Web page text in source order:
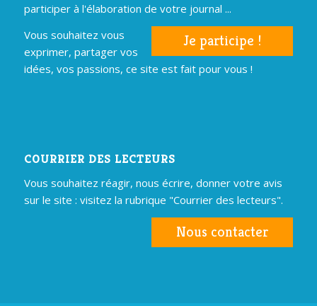
participer à l'élaboration de votre journal ...
Je participe !
Vous souhaitez vous
exprimer, partager vos
idées, vos passions, ce site est fait pour vous !
COURRIER DES LECTEURS
Vous souhaitez réagir, nous écrire, donner votre avis
sur le site : visitez la rubrique "Courrier des lecteurs".
Nous contacter